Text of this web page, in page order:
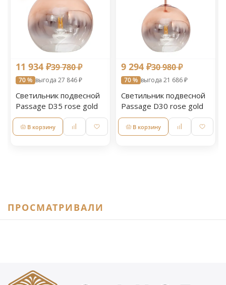
11 934 ₽39 780 ₽
70 % выгода 27 846 ₽
Светильник подвесной
Passage D35 rose gold
В корзину
9 294 ₽30 980 ₽
70 % выгода 21 686 ₽
Светильник подвесной
Passage D30 rose gold
В корзину
ПРОСМАТРИВАЛИ